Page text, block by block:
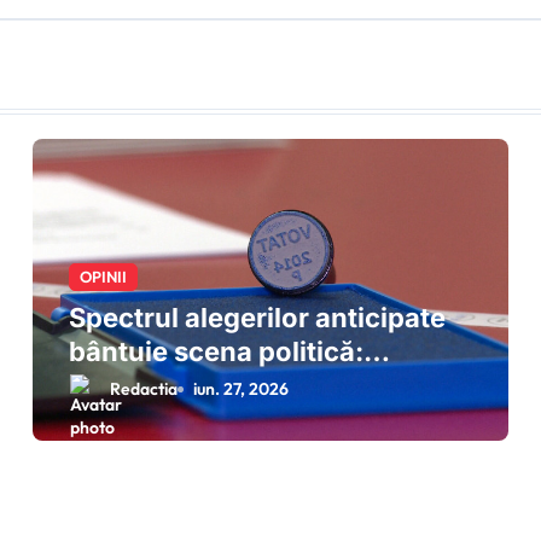
OPINII
Spectrul alegerilor anticipate
bântuie scena politică:
scenariul deblocării crizei prin
dizolvarea Parlamentului
Redactia iun. 27, 2026